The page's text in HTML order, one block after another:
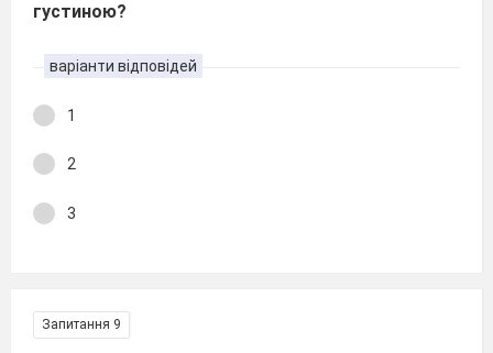
густиною?
варіанти відповідей
1
2
3
Запитання 9